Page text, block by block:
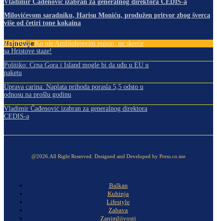
Vladimir Čađenović izabran za generalnog direktora CEDIS-a
Milovićevom saradniku, Harisu Moniću, produžen pritvor zbog šverca
više od četiri tone kokaina
Najnovije
Koprivica: Ko ide Amfilohijevim putem, ne skreće
sa Hristove staze!
Politiko: Crna Gora i Island mogle bi da uđu u EU u
paketu
Uprava carina: Naplata prihoda porasla 5,5 odsto u
odnosu na prošlu godinu
Vladimir Čađenović izabran za generalnog direktora
CEDIS-a
@2026.All Right Reserved. Designed and Developed by Press.co.me
Balkan
Kuhinja
Lifestyle
Zabava
Zanimljivosti